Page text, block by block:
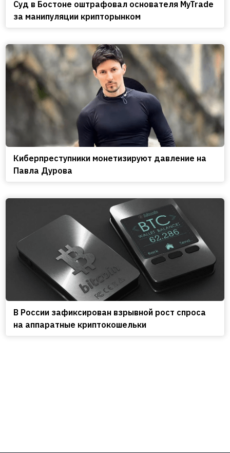
Cуд в Бостоне оштрафовал основателя MyTrade
за манипуляции крипторынком
Киберпреступники монетизируют давление на
Павла Дурова
В России зафиксирован взрывной рост спроса
на аппаратные криптокошельки